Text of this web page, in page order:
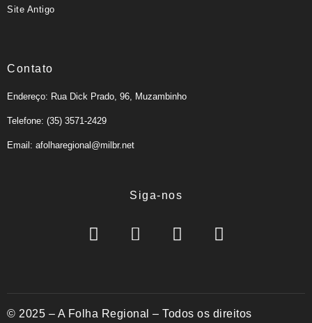
Site Antigo
Contato
Endereço: Rua Dick Prado, 96, Muzambinho
Telefone: (35) 3571-2429
Email: afolharegional@milbr.net
Siga-nos
© 2025 – A Folha Regional – Todos os direitos